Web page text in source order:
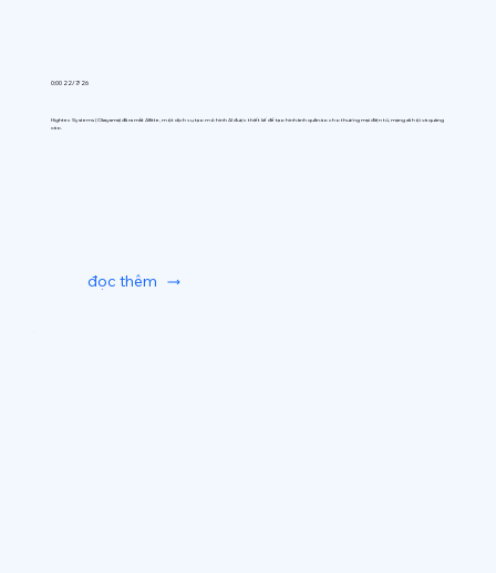
0:00 22/7/26
Hightec Systems (Okayama) đã ra mắt AIfitte, một dịch vụ tạo mô hình AI được thiết kế để tạo hình ảnh quần áo cho thương mại điện tử, mạng xã hội và quảng
cáo.
đọc thêm